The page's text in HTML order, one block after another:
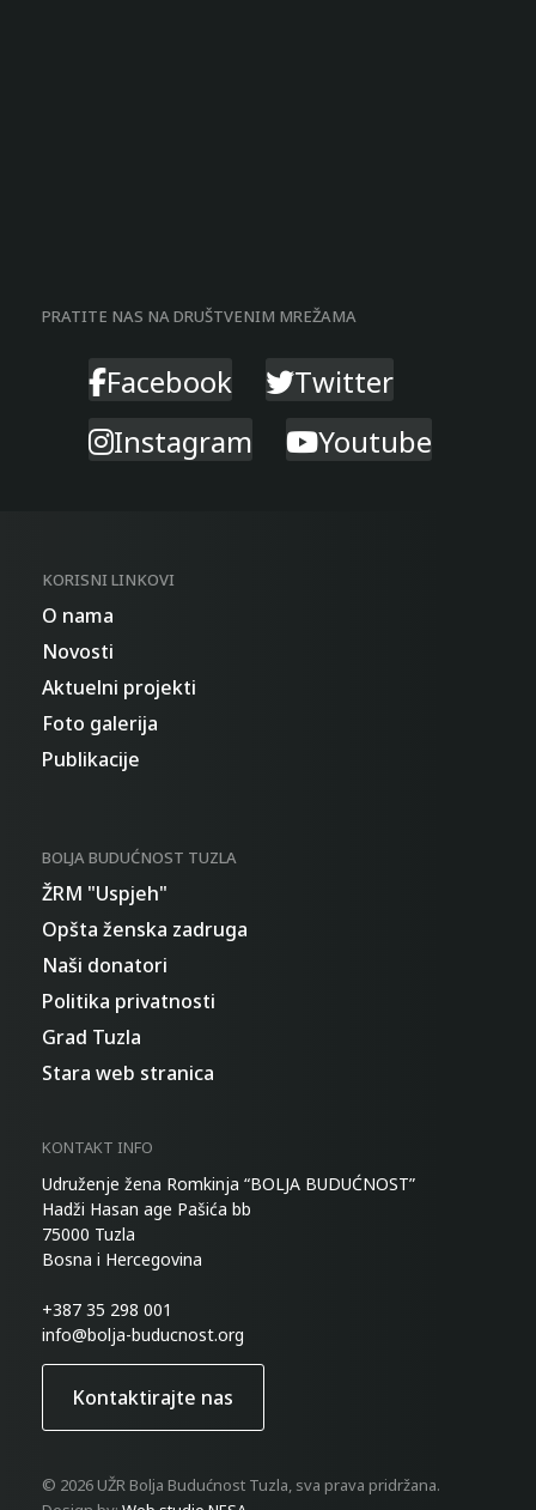
PRATITE NAS NA DRUŠTVENIM MREŽAMA
Facebook
Twitter
Instagram
Youtube
KORISNI LINKOVI
O nama
Novosti
Aktuelni projekti
Foto galerija
Publikacije
BOLJA BUDUĆNOST TUZLA
ŽRM "Uspjeh"
Opšta ženska zadruga
Naši donatori
Politika privatnosti
Grad Tuzla
Stara web stranica
KONTAKT INFO
Udruženje žena Romkinja “BOLJA BUDUĆNOST”
Hadži Hasan age Pašića bb
75000 Tuzla
Bosna i Hercegovina
+387 35 298 001
info@bolja-buducnost.org
Kontaktirajte nas
© 2026 UŽR Bolja Budućnost Tuzla, sva prava pridržana.